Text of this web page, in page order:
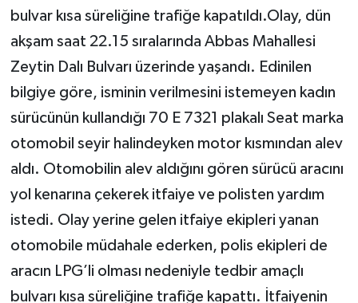
bulvar kısa süreliğine trafiğe kapatıldı.Olay, dün
akşam saat 22.15 sıralarında Abbas Mahallesi
Zeytin Dalı Bulvarı üzerinde yaşandı. Edinilen
bilgiye göre, isminin verilmesini istemeyen kadın
sürücünün kullandığı 70 E 7321 plakalı Seat marka
otomobil seyir halindeyken motor kısmından alev
aldı. Otomobilin alev aldığını gören sürücü aracını
yol kenarına çekerek itfaiye ve polisten yardım
istedi. Olay yerine gelen itfaiye ekipleri yanan
otomobile müdahale ederken, polis ekipleri de
aracın LPG’li olması nedeniyle tedbir amaçlı
bulvarı kısa süreliğine trafiğe kapattı. İtfaiyenin